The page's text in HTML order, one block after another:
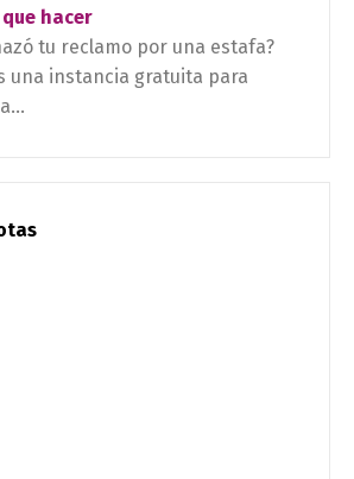
hacer
tu reclamo por una estafa?
una instancia gratuita para